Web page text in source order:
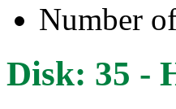
Number
Disk: 35 -